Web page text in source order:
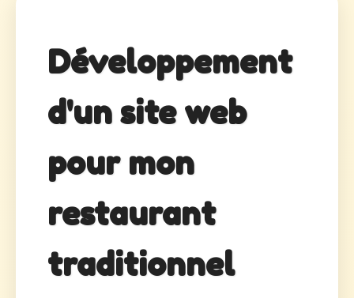
Développement
d'un site web
pour mon
restaurant
traditionnel